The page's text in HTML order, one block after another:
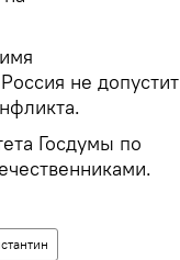
не допустит
Госдумы по